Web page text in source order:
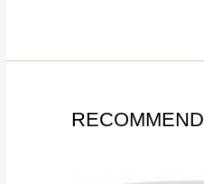
RECOMMEND